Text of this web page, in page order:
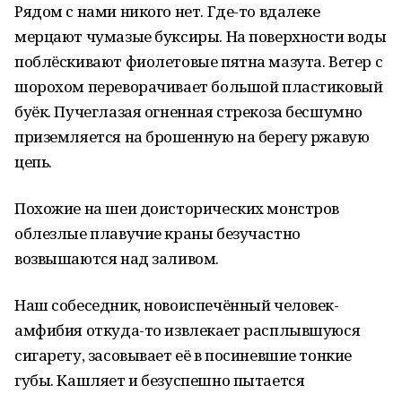
Рядом с нами никого нет. Где-то вдалеке
мерцают чумазые буксиры. На поверхности воды
поблёскивают фиолетовые пятна мазута. Ветер с
шорохом переворачивает большой пластиковый
буёк. Пучеглазая огненная стрекоза бесшумно
приземляется на брошенную на берегу ржавую
цепь.
Похожие на шеи доисторических монстров
облезлые плавучие краны безучастно
возвышаются над заливом.
Наш собеседник, новоиспечённый человек-
амфибия откуда-то извлекает расплывшуюся
сигарету, засовывает её в посиневшие тонкие
губы. Кашляет и безуспешно пытается